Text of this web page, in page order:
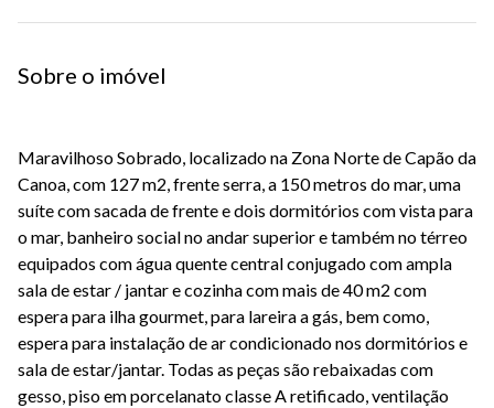
Sobre o imóvel
Maravilhoso Sobrado, localizado na Zona Norte de Capão da
Canoa, com 127 m2, frente serra, a 150 metros do mar, uma
suíte com sacada de frente e dois dormitórios com vista para
o mar, banheiro social no andar superior e também no térreo
equipados com água quente central conjugado com ampla
sala de estar / jantar e cozinha com mais de 40 m2 com
espera para ilha gourmet, para lareira a gás, bem como,
espera para instalação de ar condicionado nos dormitórios e
sala de estar/jantar. Todas as peças são rebaixadas com
gesso, piso em porcelanato classe A retificado, ventilação